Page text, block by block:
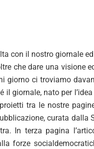
con il nostro giornale
che dare una visione
giorno ci troviamo
il giornale, nato per
tra le nostre
curata dalla
In terza pagina
forze